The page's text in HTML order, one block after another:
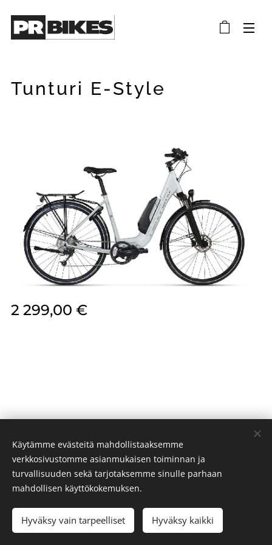
Tunturi E-Style
2 299,00 €
LISÄÄ OSTOSKORIIN
PR BIKES 2024 Evästeet
Käytämme evästeitä mahdollistaaksemme
verkkosivustomme asianmukaisen toiminnan ja
turvallisuuden sekä tarjotaksemme sinulle parhaan
mahdollisen käyttökokemuksen.
Hyväksy vain tarpeelliset Hyväksy kaikki